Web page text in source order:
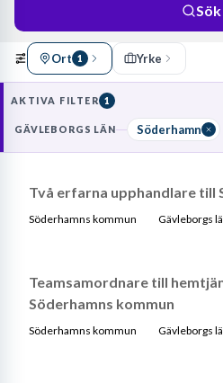
Sök
Ort 1 Yrke
AKTIVA FILTER 1
GÄVLEBORGS LÄN Söderhamn
Två erfarna upphandlare till
Söderhamns kommun Gävleborgs
Teamsamordnare till
Söderhamns kommun
Söderhamns kommun Gävleborgs